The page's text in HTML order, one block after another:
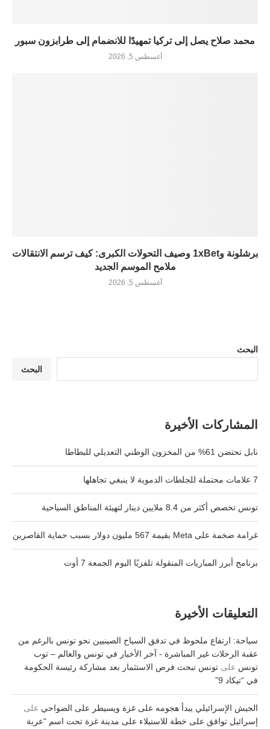
محمد صلاح يصل إلى تركيا تمهيدًا للانضمام إلى طرابزون سبور
أغسطس 5, 2026
برشلونة و1xBet وصيف التحولات الكبرى: كيف ترسم الانتقالات
ملامح الموسم الجديد
أغسطس 5, 2026
البحث
البحث
المشاركات الأخيرة
نابل تحتضن 61% من المخزون الوطني التعديلي للبطاطا
7 علامات محتملة للجلطات الدموية لا ينبغي تجاهلها
تونس تخصص أكثر من 8.4 ملايين دينار لتهيئة المناطق السياحية
غرامة ضخمة على Meta بقيمة 567 مليون دولار بسبب حماية القاصرين
برنامج أبرز المباريات المنقولة تلفزيًا اليوم الجمعة 7 أوت
التعليقات الأخيرة
سياحة: ارتفاع ملحوظ في تدفق السياح الصينيين نحو تونس بالرغم من
عقبة الرحلات غير المباشرة - آخر الأخبار في تونس والعالم – توب
تونس على تونس تبحث فرص الاستثمار بعد مشاركة رئيسة الحكومة
في “تيكاد 9”
الجيش الإسرائيلي يبدأ هجومه على غزة ويسيطر على الضواحي على
إسرائيل توافق على خطة للاستيلاء على مدينة غزة تحت اسم “عربة